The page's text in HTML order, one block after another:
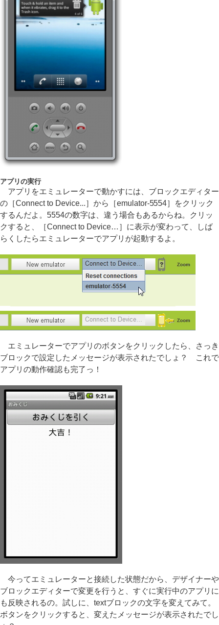
アプリの実行
アプリをエミュレーターで動かすには、ブロックエディター
の［Connect to Device...］から［emulator-5554］をクリック
するんだよ。5554の数字は、違う場合もあるからね。クリッ
クすると、［Connect to Device…］に表示が変わって、しば
らくしたらエミュレーターでアプリが起動するよ。
エミュレーターでアプリのボタンをクリックしたら、さっき
ブロックで設定したメッセージが表示されたでしょ？ これで
アプリの動作確認も完了っ！
今ってエミュレーターと接続した状態だから、デザイナーや
ブロックエディターで変更を行うと、すぐに実行中のアプリに
も反映されるの。試しに、textブロックの文字を変えてみて。
ボタンをクリックすると、変えたメッセージが表示されたでし